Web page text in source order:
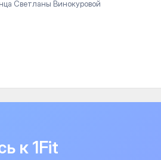
Светланы Винокуровой
к 1Fit